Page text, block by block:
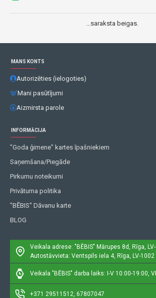
...saraksta beigas.
MANS KONTS
Autorizēties (ielogoties)
Mani pasūtījumi
Aizmirsta parole
INFORMĀCIJA
"Goda ģimene" kartes īpašniekiem
Saņemšana/Piegāde
Pirkumu noteikumi
Privātuma politika
"BĒBIS" Dāvanu karte
BLOG
Veikala adrese: "BĒBIS" Mārupes 8d, Rīga,
Autostāvvieta: Ventspils iela 4, Rīga, LV-1002
Veikala "BĒBIS" darba laiks: I-V 10:00-19:00,
+371 29511512, 67807047